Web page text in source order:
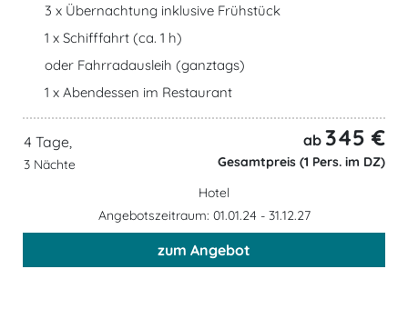
3 x Übernachtung inklusive Frühstück
1 x Schifffahrt (ca. 1 h)
oder Fahrradausleih (ganztags)
1 x Abendessen im Restaurant
4 Tage,
3 Nächte
ab 345 €
Gesamtpreis (1 Pers. im DZ)
Hotel
Angebotszeitraum: 01.01.24 - 31.12.27
zum Angebot